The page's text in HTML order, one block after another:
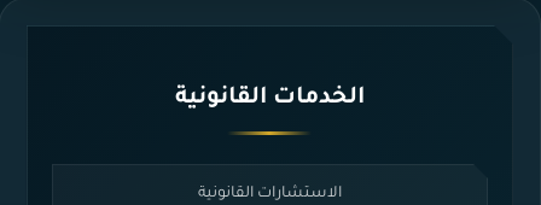
الخدمات القانونية
الاستشارات القانونية